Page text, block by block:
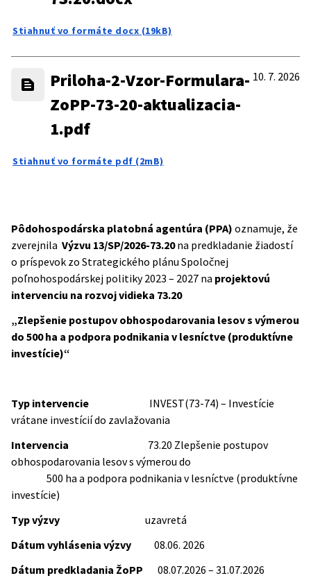
Stiahnuť vo formáte docx (19kB)
Priloha-2-Vzor-Formulara-
ZoPP-73-20-aktualizacia-
1.pdf
10. 7. 2026
Stiahnuť vo formáte pdf (2mB)
Pôdohospodárska platobná agentúra (PPA) oznamuje, že
zverejnila Výzvu 13/SP/2026-73.20na predkladanie žiadostí
o príspevok zo Strategického plánu Spoločnej
poľnohospodárskej politiky 2023 – 2027 na projektovú
intervenciu na rozvoj vidieka 73.20
„Zlepšenie postupov obhospodarovania lesov s výmerou
do 500 ha a podpora podnikania v lesníctve (produktívne
investície)“
Typ intervencie INVEST(73-74) – Investície
vrátane investícií do zavlažovania
Intervencia 73.20 Zlepšenie postupov
obhospodarovania lesov s výmerou do
500 ha a podpora podnikania v lesníctve (produktívne
investície)
Typ výzvy uzavretá
Dátum vyhlásenia výzvy 08.06. 2026
Dátum predkladania ŽoPP 08.07.2026 – 31.07.2026